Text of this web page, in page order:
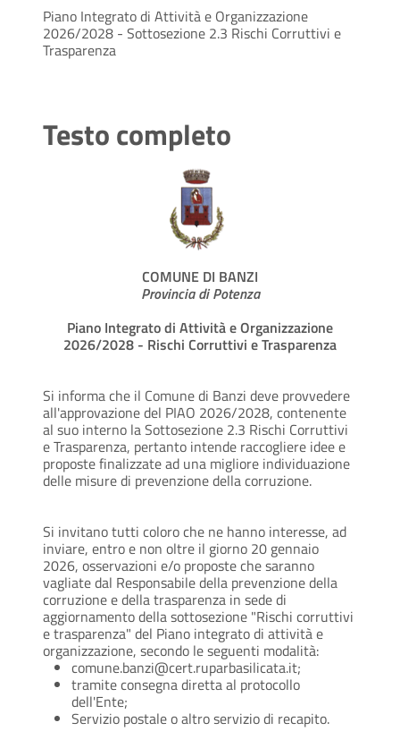
Piano Integrato di Attività e Organizzazione
2026/2028 - Sottosezione 2.3 Rischi Corruttivi e
Trasparenza
Testo completo
COMUNE DI BANZI
Provincia di Potenza
Piano Integrato di Attività e Organizzazione
2026/2028 - Rischi Corruttivi e Trasparenza
Si informa che il Comune di Banzi deve provvedere
all'approvazione del PIAO 2026/2028, contenente
al suo interno la Sottosezione 2.3 Rischi Corruttivi
e Trasparenza, pertanto intende raccogliere idee e
proposte finalizzate ad una migliore individuazione
delle misure di prevenzione della corruzione.
Si invitano tutti coloro che ne hanno interesse, ad
inviare, entro e non oltre il giorno 20 gennaio
2026, osservazioni e/o proposte che saranno
vagliate dal Responsabile della prevenzione della
corruzione e della trasparenza in sede di
aggiornamento della sottosezione "Rischi corruttivi
e trasparenza" del Piano integrato di attività e
organizzazione, secondo le seguenti modalità:
comune.banzi@cert.ruparbasilicata.it;
tramite consegna diretta al protocollo
dell'Ente;
Servizio postale o altro servizio di recapito.